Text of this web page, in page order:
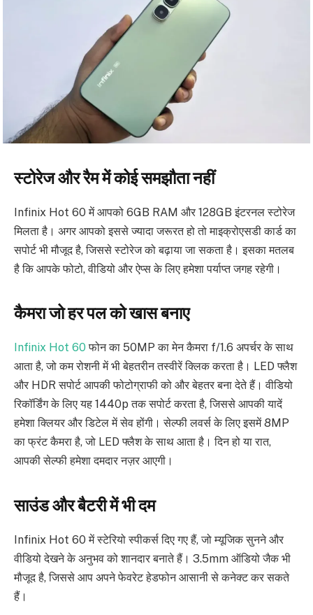
स्टोरेज और रैम में कोई समझौता नहीं
Infinix Hot 60 में आपको 6GB RAM और 128GB इंटरनल स्टोरेज
मिलता है। अगर आपको इससे ज्यादा जरूरत हो तो माइक्रोएसडी कार्ड का
सपोर्ट भी मौजूद है, जिससे स्टोरेज को बढ़ाया जा सकता है। इसका मतलब
है कि आपके फोटो, वीडियो और ऐप्स के लिए हमेशा पर्याप्त जगह रहेगी।
कैमरा जो हर पल को खास बनाए
Infinix Hot 60 फोन का 50MP का मेन कैमरा f/1.6 अपर्चर के साथ
आता है, जो कम रोशनी में भी बेहतरीन तस्वीरें क्लिक करता है। LED फ्लैश
और HDR सपोर्ट आपकी फोटोग्राफी को और बेहतर बना देते हैं। वीडियो
रिकॉर्डिंग के लिए यह 1440p तक सपोर्ट करता है, जिससे आपकी यादें
हमेशा क्लियर और डिटेल में सेव होंगी। सेल्फी लवर्स के लिए इसमें 8MP
का फ्रंट कैमरा है, जो LED फ्लैश के साथ आता है। दिन हो या रात,
आपकी सेल्फी हमेशा दमदार नज़र आएगी।
साउंड और बैटरी में भी दम
Infinix Hot 60 में स्टेरियो स्पीकर्स दिए गए हैं, जो म्यूजिक सुनने और
वीडियो देखने के अनुभव को शानदार बनाते हैं। 3.5mm ऑडियो जैक भी
मौजूद है, जिससे आप अपने फेवरेट हेडफोन आसानी से कनेक्ट कर सकते
हैं।